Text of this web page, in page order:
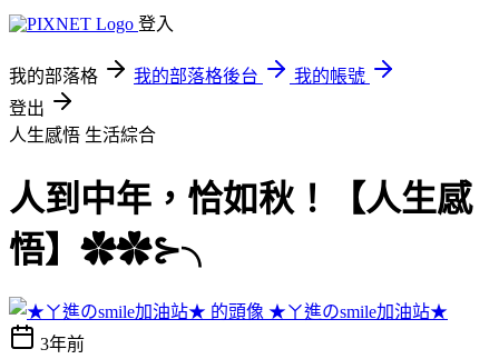
登入
我的部落格 我的部落格後台
我的帳號
登出
人生感悟 生活綜合
人到中年，恰如秋！【人生感
悟】✿✿⊱╮
★ㄚ進のsmile加油站★
3年前